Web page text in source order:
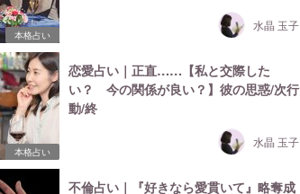
本格占い
水晶 玉子
本格占い
恋愛占い｜正直……【私と交際した
い？ 今の関係が良い？】彼の思惑/次行
動/終
水晶 玉子
不倫占い｜『好きなら愛貫いて』略奪成